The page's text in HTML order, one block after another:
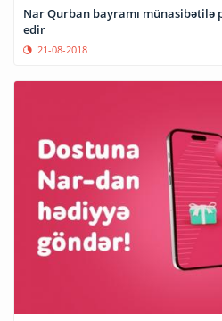
Nar Qurban bayramı münasibətilə
edir
21-08-2018